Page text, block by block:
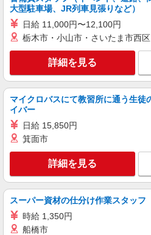
別途支給（規定あり） ゜+゜・。○。・゜+
○。・゜+゜ 入社祝
を紹介頂くと, イン
○。・゜+゜・。○
宮崎県宮崎市
キープ
紹介予定派遣
株式会社シエロ
人気機種に詳し
【Y!mobile】
時給1400円〜
残業代支給 ★交通
+゜・。○。・゜+
万円支給(規定有) お友達を紹介頂くと, インセンテ
ィブ支給(規定有) ★月2回払い・週払い可能（規程
有）★ ゜・。○。
キープ
派遣社員
株式会社シエロ
【楽天モバイル
大型駐車場、JR列車見張りなど）
日給 11,000円〜12,100円
栃木市・小山市・さいたま市西
詳細を見る
マイクロバスにて教習所に通う生徒
イバー
日給 15,850円
箕面市
詳細を見る
スーパー資材の仕分け作業スタッフ
時給 1,350円
船橋市